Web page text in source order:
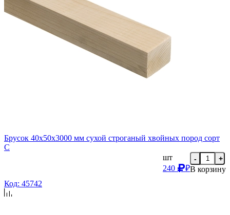
Брусок 40х50х3000 мм сухой строганый хвойных пород сорт
C
шт
240
₽
- +
В корзину
Код: 45742